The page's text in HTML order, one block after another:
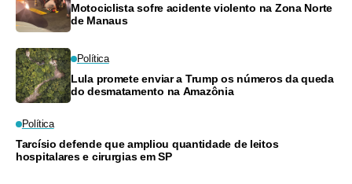
Motociclista sofre acidente violento na Zona Norte
de Manaus
Política
Lula promete enviar a Trump os números da queda
do desmatamento na Amazônia
Política
Tarcísio defende que ampliou quantidade de leitos
hospitalares e cirurgias em SP